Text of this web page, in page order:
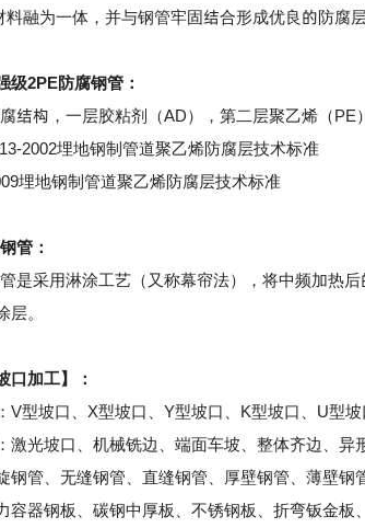
融为一体，并与钢管牢固结合形成优良的防腐层
级2PE防腐钢管：
结构，一层胶粘剂（AD），第二层聚乙烯（PE
2002埋地钢制管道聚乙烯防腐层技术标准
埋地钢制管道聚乙烯防腐层技术标准
管：
是采用淋涂工艺（又称幕帘法），将中频加热
。
口加工】：
坡口、X型坡口、Y型坡口、K型坡口、U型坡
光坡口、机械铣边、端面车坡、整体齐边、异
管、无缝钢管、直缝钢管、厚壁钢管、薄壁钢
器钢板、碳钢中厚板、不锈钢板、折弯钣金板